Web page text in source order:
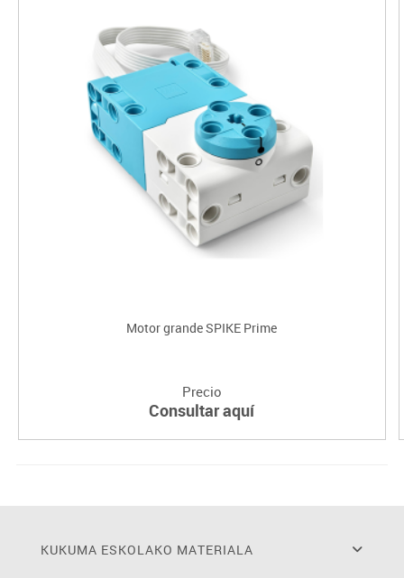
Motor grande SPIKE Prime
Precio
Consultar aquí
KUKUMA ESKOLAKO MATERIALA